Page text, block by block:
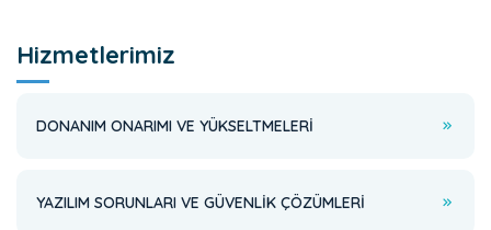
Hizmetlerimiz
DONANIM ONARIMI VE YÜKSELTMELERI
YAZILIM SORUNLARI VE GÜVENLIK ÇÖZÜMLERI